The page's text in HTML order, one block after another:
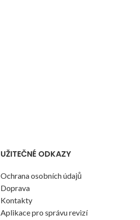
UŽITEČNÉ ODKAZY
Ochrana osobních údajů
Doprava
Kontakty
Aplikace pro správu revizí